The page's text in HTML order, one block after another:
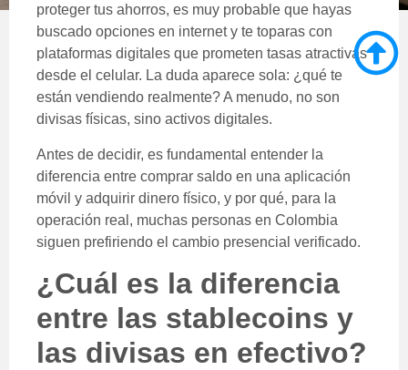
proteger tus ahorros, es muy probable que hayas
buscado opciones en internet y te toparas con
plataformas digitales que prometen tasas atractivas
desde el celular. La duda aparece sola: ¿qué te
están vendiendo realmente? A menudo, no son
divisas físicas, sino activos digitales.
Antes de decidir, es fundamental entender la
diferencia entre comprar saldo en una aplicación
móvil y adquirir dinero físico, y por qué, para la
operación real, muchas personas en Colombia
siguen prefiriendo el cambio presencial verificado.
¿Cuál es la diferencia
entre las stablecoins y
las divisas en efectivo?